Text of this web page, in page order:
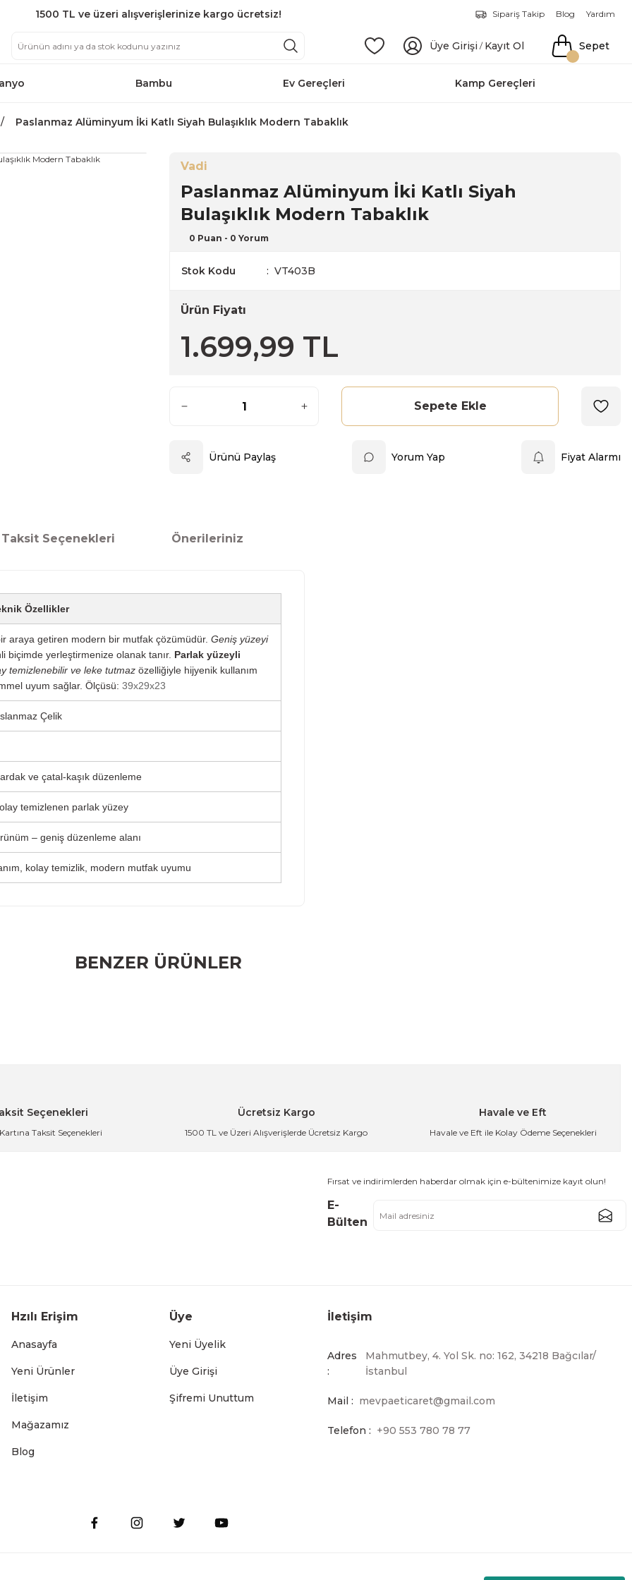
1500 TL ve üzeri alışverişlerinize kargo ücretsiz! Sipariş Takip Blog Yardım
Üye Girişi / Kayıt Ol Sepet
Bambu Ev Gereçleri Kamp Gereçleri
Paslanmaz Alüminyum İki Katlı Siyah Bulaşıklık Modern Tabaklık
Vadi
Paslanmaz Alüminyum İki Katlı Siyah
Bulaşıklık Modern Tabaklık
0 Puan - 0 Yorum
Stok Kodu VT403B
Ürün Fiyatı
1.699,99 TL
Sepete Ekle
Ürünü Paylaş Yorum Yap Fiyat Alarmı
Taksit Seçenekleri Önerileriniz
Özellikler
araya getiren modern bir mutfak çözümüdür. Geniş yüzeyi
biçimde yerleştirmenize olanak tanır. Parlak yüzeyli
temizlenebilir ve leke tutmaz özelliğiyle hijyenik kullanım
uyum sağlar. Ölçüsü: 39x29x23
Çelik
ve çatal-kaşık düzenleme
temizlenen parlak yüzey
– geniş düzenleme alanı
kolay temizlik, modern mutfak uyumu
BENZER ÜRÜNLER
562,49 TL
648,37 TL
Paslanmaz Çelik 6'lı Gold Bardak Kurutmalık Standı Taşıma Saplı
Paslanmaz Alüminyum İki Katlı Gold Bulaşıklık Modern Tabaklık
Seçenekleri
Taksit Seçenekleri
Ücretsiz Kargo
1500 TL ve Üzeri Alışverişlerde Ücretsiz Kargo
Havale ve Eft
Havale ve Eft ile Kolay Ödeme Seçenekleri
Fırsat ve indirimlerden haberdar olmak için e-bültenimize kayıt olun!
E-
Bülten
Hzılı Erişim
Anasayfa
Yeni Ürünler
İletişim
Mağazamız
Blog
Üye
Yeni Üyelik
Üye Girişi
Şifremi Unuttum
İletişim
Adres
:
Mahmutbey, 4. Yol Sk. no: 162, 34218 Bağcılar/
İstanbul
Mail : mevpaeticaret@gmail.com
Telefon : +90 553 780 78 77